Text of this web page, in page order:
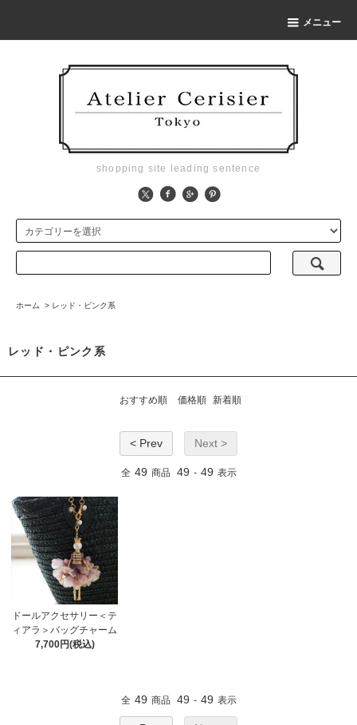
メニュー
shopping site leading sentence
ホーム > レッド・ピンク系
レッド・ピンク系
おすすめ順 価格順 新着順
< Prev Next >
全 49 商品 49 - 49 表示
ドールアクセサリー＜テ
ィアラ＞バッグチャーム
7,700円(税込)
全 49 商品 49 - 49 表示